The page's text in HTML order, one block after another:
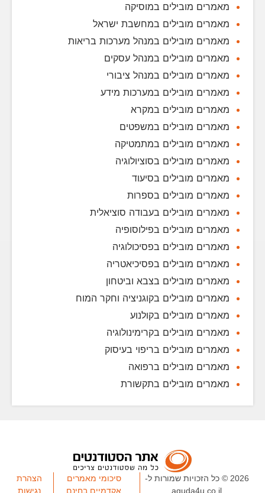
מאמרים מובילים במוסיקה
מאמרים מובילים במחשבת ישראל
מאמרים מובילים במנהל מערכות בריאות
מאמרים מובילים במנהל עסקים
מאמרים מובילים במנהל ציבורי
מאמרים מובילים במערכות מידע
מאמרים מובילים במקרא
מאמרים מובילים במשפטים
מאמרים מובילים במתמטיקה
מאמרים מובילים בסוציולוגיה
מאמרים מובילים בסיעוד
מאמרים מובילים בספרות
מאמרים מובילים בעבודה סוציאלית
מאמרים מובילים בפילוסופיה
מאמרים מובילים בפסיכולוגיה
מאמרים מובילים בפסיכיאטריה
מאמרים מובילים בצבא וביטחון
מאמרים מובילים בקוגניציה וחקר המוח
מאמרים מובילים בקולנוע
מאמרים מובילים בקרימינולוגיה
מאמרים מובילים בריפוי בעיסוק
מאמרים מובילים ברפואה
מאמרים מובילים בתקשורת
2026 © כל הזכויות שמורות ל-
aguda4u.co.il
סיכומי מאמרים
אקדמיים בחינם
הצהרת
נגישות